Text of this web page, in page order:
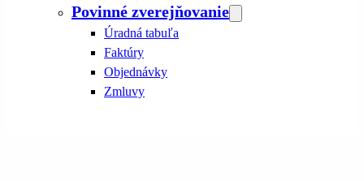
Povinné zverejňovanie
Úradná tabuľa
Faktúry
Objednávky
Zmluvy